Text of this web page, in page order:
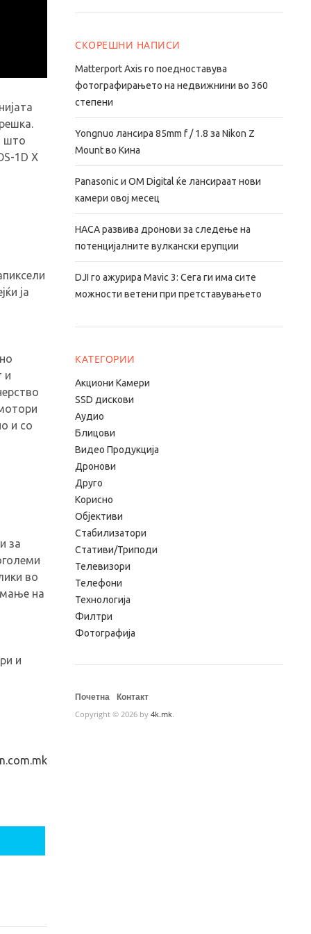
што
1D X
ја
и
и со
за
во
на
и
СКОРЕШНИ НАПИСИ
Matterport Axis го поедноставува
фотографирањето на недвижнини во 360
степени
Yongnuo лансира 85mm f / 1.8 за Nikon Z
Mount во Кина
Panasonic и OM Digital ќе лансираат нови
камери овој месец
НАСА развива дронови за следење на
потенцијалните вулкански ерупции
DJI го ажурира Mavic 3: Сега ги има сите
можности ветени при претставувањето
КАТЕГОРИИ
Aкциони Камери
SSD дискови
Аудио
Блицови
Видео Продукција
Дронови
Друго
Корисно
Објективи
Стабилизатори
Стативи/Триподи
Телевизори
Телефони
Технологија
Филтри
Фотографија
Почетна Контакт
Copyright © 2026 by 4k.mk.